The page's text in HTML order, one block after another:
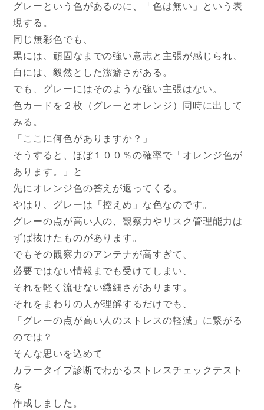
グレーという色があるのに、「色は無い」という表
現する。
同じ無彩色でも、
黒には、頑固なまでの強い意志と主張が感じられ、
白には、毅然とした潔癖さがある。
でも、グレーにはそのような強い主張はない。
色カードを２枚（グレーとオレンジ）同時に出して
みる。
「ここに何色がありますか？」
そうすると、ほぼ１００％の確率で「オレンジ色が
あります。」と
先にオレンジ色の答えが返ってくる。
やはり、グレーは「控えめ」な色なのです。
グレーの点が高い人の、観察力やリスク管理能力は
ずば抜けたものがあります。
でもその観察力のアンテナが高すぎて、
必要ではない情報までも受けてしまい、
それを軽く流せない繊細さがあります。
それをまわりの人が理解するだけでも、
「グレーの点が高い人のストレスの軽減」に繋がる
のでは？
そんな思いを込めて
カラータイプ診断でわかるストレスチェックテスト
を
作成しました。